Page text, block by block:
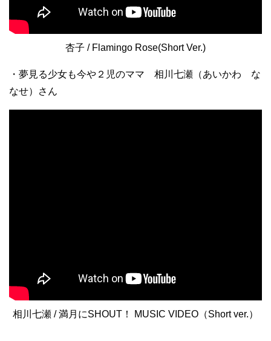
杏子 / Flamingo Rose(Short Ver.)
・夢見る少女も今や２児のママ 相川七瀬（あいかわ な
なせ）さん
相川七瀬 / 満月にSHOUT！ MUSIC VIDEO（Short ver.）